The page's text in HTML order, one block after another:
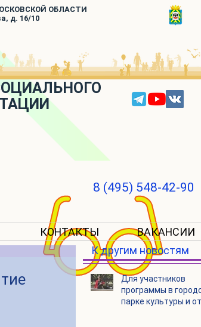
ОБЛАСТИ
д. 16/10
8 (495) 548-42-90
КОНТАКТЫ ВАКАНСИИ
К другим новостям
Для участников
программы в
парке культуры и